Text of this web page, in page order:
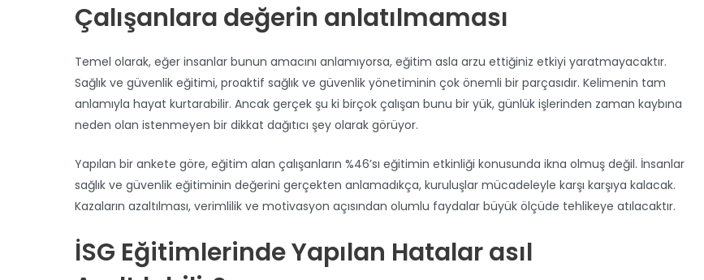
Çalışanlara değerin anlatılmaması
Temel olarak, eğer insanlar bunun amacını anlamıyorsa, eğitim asla arzu ettiğiniz etkiyi yaratmayacaktır.
Sağlık ve güvenlik eğitimi, proaktif sağlık ve güvenlik yönetiminin çok önemli bir parçasıdır. Kelimenin tam
anlamıyla hayat kurtarabilir. Ancak gerçek şu ki birçok çalışan bunu bir yük, günlük işlerinden zaman kaybına
neden olan istenmeyen bir dikkat dağıtıcı şey olarak görüyor.
Yapılan bir ankete göre, eğitim alan çalışanların %46’sı eğitimin etkinliği konusunda ikna olmuş değil. İnsanlar
sağlık ve güvenlik eğitiminin değerini gerçekten anlamadıkça, kuruluşlar mücadeleyle karşı karşıya kalacak.
Kazaların azaltılması, verimlilik ve motivasyon açısından olumlu faydalar büyük ölçüde tehlikeye atılacaktır.
İSG Eğitimlerinde Yapılan Hatalar asıl